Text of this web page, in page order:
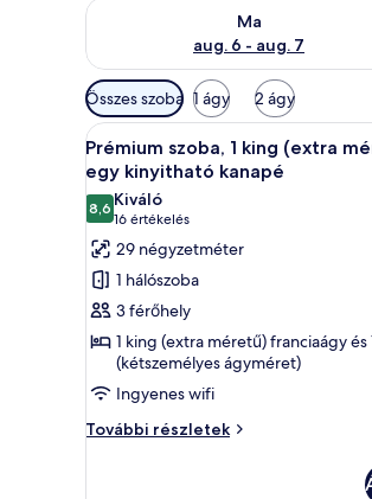
Ma
aug. 6 - aug. 7
A ma esti rendelkezésre állás
Szobákhoz
rendelkezésre
álló
szűrők
Összes szoba 1 ágy 2 ágy
A
következő
szoba
összes
képének
megtekintése:
Prémium
szoba,
1
king
(extra
méretű)
Egy
6
Prémium szoba, 1 king (extra
egy kinyitható kanapé
8,610-ből 8,6
Kiváló
16 értékelés
(16
értékelés)
29 négyzetméter
1 hálószoba
3 férőhely
1 king (extra méretű) franciaágy
(kétszemélyes ágyméret)
Ingyenes wifi
További részletek
Prémium